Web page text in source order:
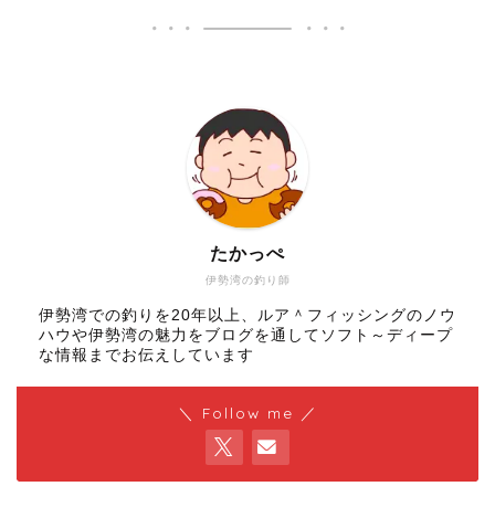
伊勢湾の釣り師
たかっぺ
伊勢湾での釣りを20年以上、ルア＾フィッシングのノウ
ハウや伊勢湾の魅力をブログを通してソフト～ディープ
な情報までお伝えしています
＼ Follow me ／